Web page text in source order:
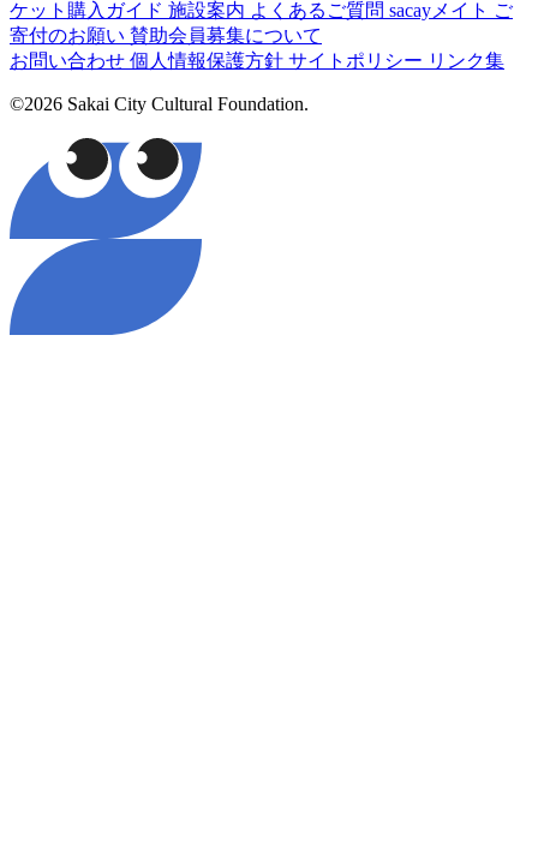
ケット購入ガイド 施設案内 よくあるご質問 sacayメイト ご
寄付のお願い 賛助会員募集について
お問い合わせ 個人情報保護方針 サイトポリシー リンク集
©2026 Sakai City Cultural Foundation.